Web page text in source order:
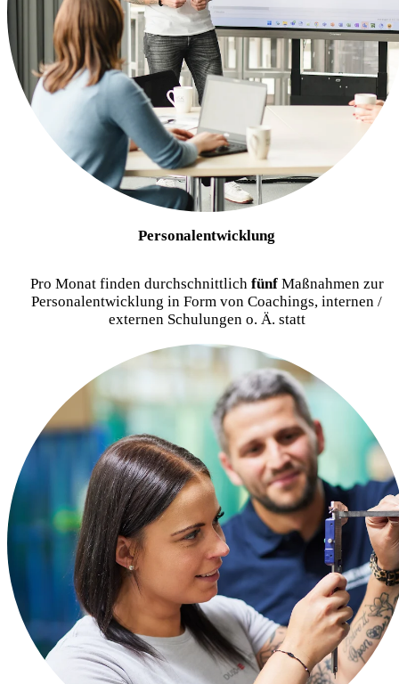
Personalentwicklung
Pro Monat finden durchschnittlich fünfMaßnahmen zur
Personalentwicklung in Form von Coachings, internen /
externen Schulungen o. Ä. statt